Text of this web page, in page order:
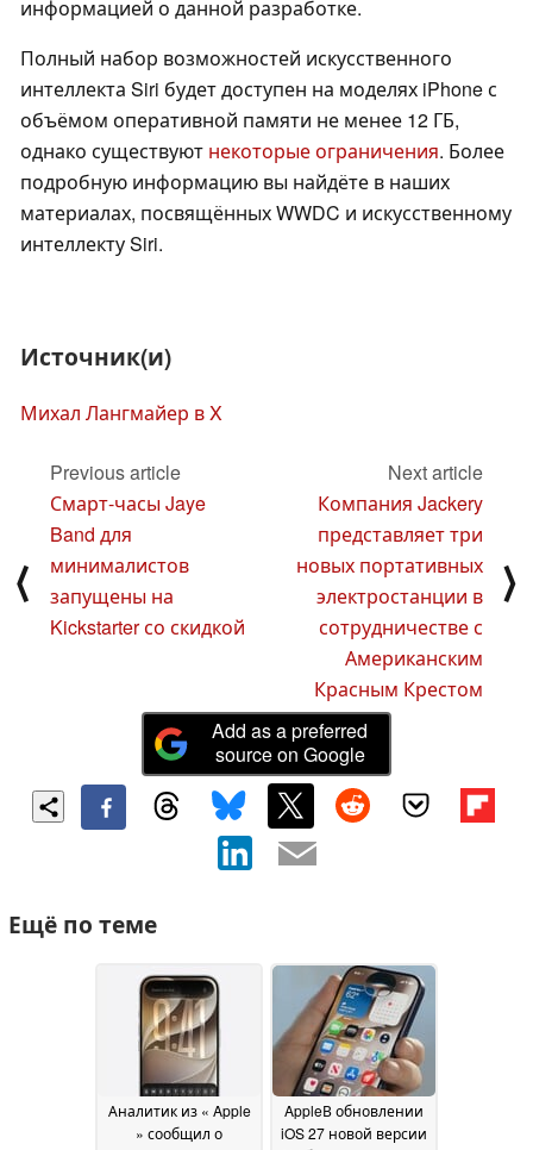
информацией о данной разработке.
Полный набор возможностей искусственного
интеллекта Siri будет доступен на моделях iPhone с
объёмом оперативной памяти не менее 12 ГБ,
однако существуют некоторые ограничения. Более
подробную информацию вы найдёте в наших
материалах, посвящённых WWDC и искусственному
интеллекту Siri.
Источник(и)
Михал Лангмайер в X
⟨
Previous article
Смарт-часы Jaye
Band для
минималистов
запущены на
Kickstarter со скидкой
Next article
Компания Jackery
представляет три
новых портативных
электростанции в
сотрудничестве с
Американским
Красным Крестом
⟩
Add as a preferred
source on Google
Ещё по теме
Аналитик из « Apple
» сообщил о
AppleВ обновлении
iOS 27 новой версии